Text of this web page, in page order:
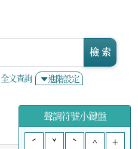
全文查詢 進階設定
檢 索
聲調符號小鍵盤
ˊ
ˇ ˋ ^ +